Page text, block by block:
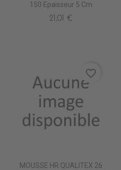
150 Epaisseur 5 Cm
21,01 €
MOUSSE HR QUALITEX 26
favorite_border